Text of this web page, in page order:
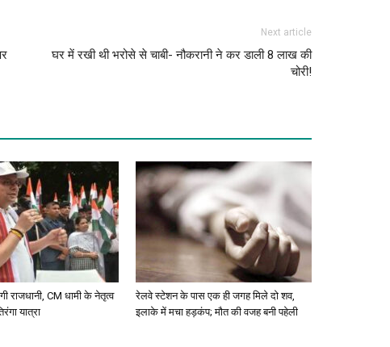
Next article
घर में रखी थी भरोसे से चाबी- नौकरानी ने कर डाली 8 लाख की
चोरी!
राजधानी, CM धामी के नेतृत्व
यात्रा
रेलवे स्टेशन के पास एक ही जगह मिले दो शव,
इलाके में मचा हड़कंप; मौत की वजह बनी पहेली